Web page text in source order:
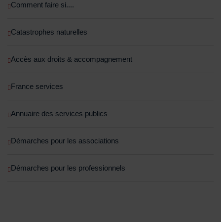
Comment faire si....
Catastrophes naturelles
Accès aux droits & accompagnement
France services
Annuaire des services publics
Démarches pour les associations
Démarches pour les professionnels